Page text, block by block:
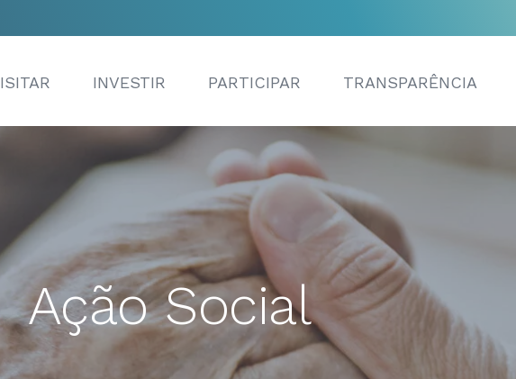
INVESTIR PARTICIPAR TRANSPARÊNCIA
Ação Social